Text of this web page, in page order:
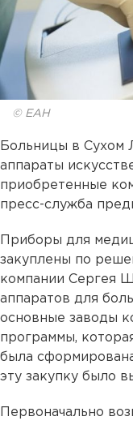
© ЕАН
Больницы в Сухом
аппараты
приобретенные
пресс-служба
Приборы для
закуплены по
компании Сергея
аппаратов для
основные заводы
программы,
была
эту закупку было
Первоначально